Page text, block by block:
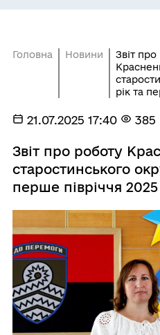
Головна Новини
Звіт
рік та
21.07.2025 17:40 385
Звіт про роботу
старостинського
перше півріччя